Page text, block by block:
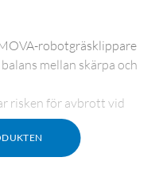
robotgräsklippare
mellan skärpa och
risken för avbrott vid